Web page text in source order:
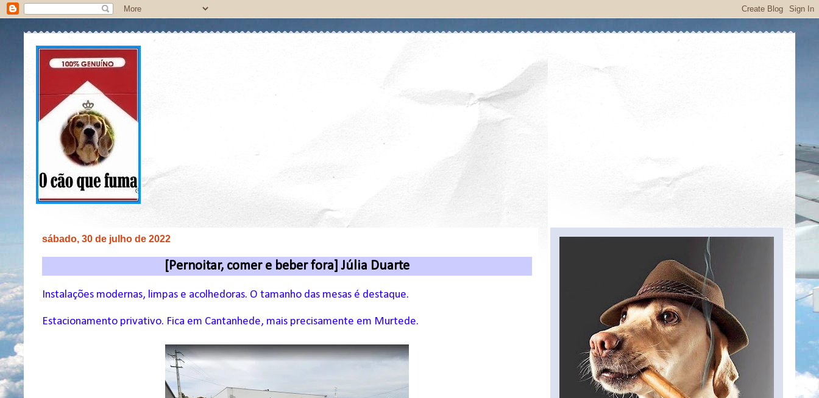
sábado, 30 de julho de 2022
[Pernoitar, comer e beber fora] Júlia Duarte
Instalações modernas, limpas e acolhedoras. O tamanho das mesas é destaque.
Estacionamento privativo. Fica em Cantanhede, mais precisamente em Murtede.